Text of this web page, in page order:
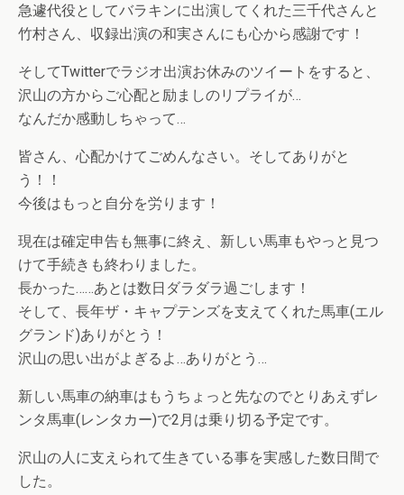
急遽代役としてバラキンに出演してくれた三千代さんと
竹村さん、収録出演の和実さんにも心から感謝です！
そしてTwitterでラジオ出演お休みのツイートをすると、
沢山の方からご心配と励ましのリプライが…
なんだか感動しちゃって…
皆さん、心配かけてごめんなさい。そしてありがと
う！！
今後はもっと自分を労ります！
現在は確定申告も無事に終え、新しい馬車もやっと見つ
けて手続きも終わりました。
長かった……あとは数日ダラダラ過ごします！
そして、長年ザ・キャプテンズを支えてくれた馬車(エル
グランド)ありがとう！
沢山の思い出がよぎるよ…ありがとう…
新しい馬車の納車はもうちょっと先なのでとりあえずレ
ンタ馬車(レンタカー)で2月は乗り切る予定です。
沢山の人に支えられて生きている事を実感した数日間で
した。